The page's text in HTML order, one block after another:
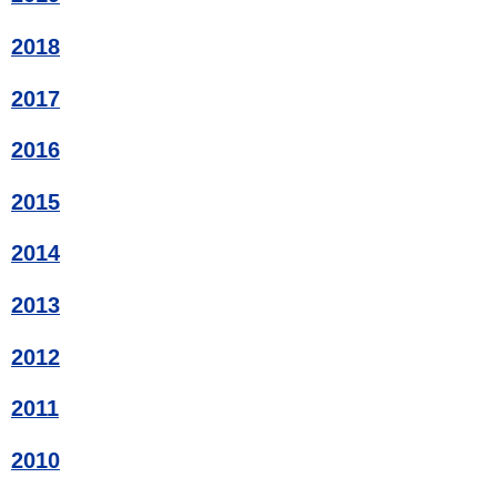
2018
2017
2016
2015
2014
2013
2012
2011
2010